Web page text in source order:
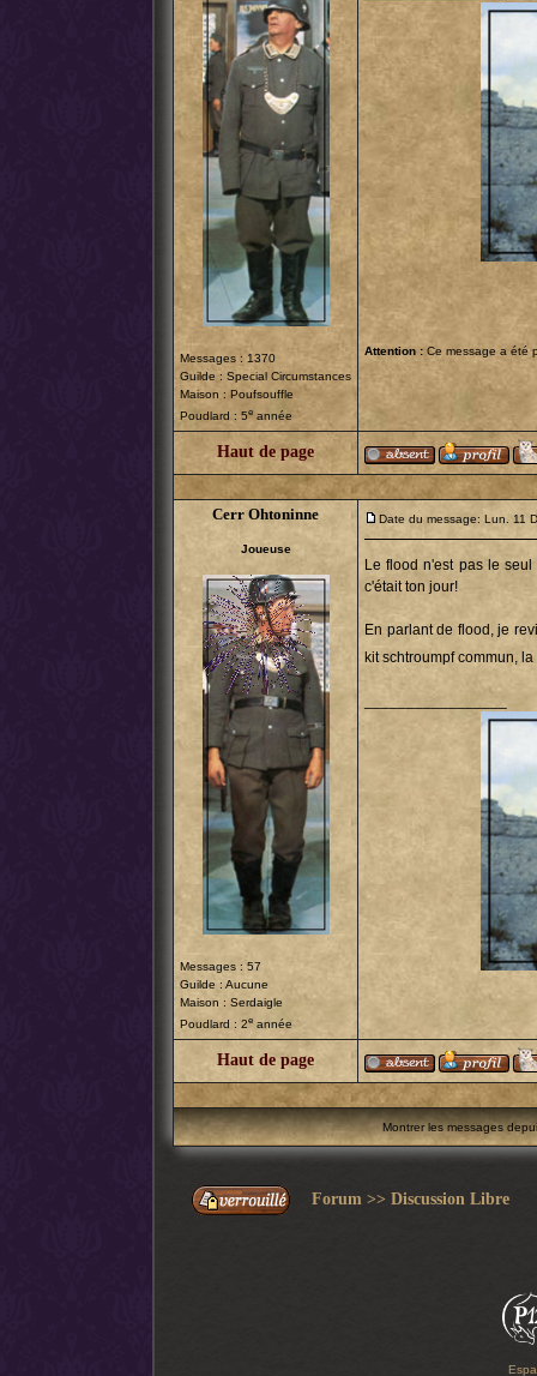
Messages : 1370
Guilde : Special Circumstances
Maison : Poufsouffle
Poudlard : 5e année
Attention : Ce message a été
Haut de page
Cerr Ohtoninne
Joueuse
Messages : 57
Guilde : Aucune
Maison : Serdaigle
Poudlard : 2e année
Date du message: Lun. 11
Le flood n'est pas le
c'était ton jour!
En parlant de flood, je
kit schtroumpf commun,
Haut de page
Montrer les messages
Forum >> Discussion Libre